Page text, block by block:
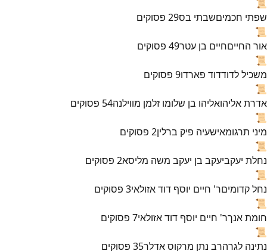
📜
שפתי חכמיםשבתי בס29 פסוקים
📜
אור החייםחיים בן עטר49 פסוקים
📜
משכיל לדודדוד פארדו9 פסוקים
📜
אדרת אליהואליהו בן שלומו זלמן מווילנה54 פסוקים
📜
מיני תרגומאישעיה פיק ברלין2 פסוקים
📜
נחלת יעקביעקב בן יעקב משה מליסא2 פסוקים
📜
נחל קדומיםר' חיים יוסף דוד אזולאי3 פסוקים
📜
חומת אנךר' חיים יוסף דוד אזולאי7 פסוקים
📜
נתינה לגרהרב נתן מרקוס אדלר35 פסוקים